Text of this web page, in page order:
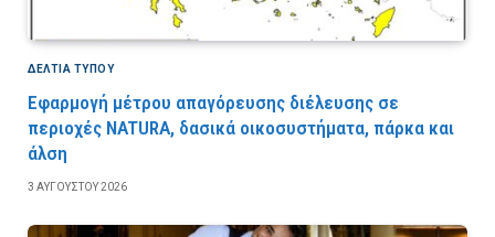
ΔΕΛΤΙΑ ΤΥΠΟΥ
Εφαρμογή μέτρου απαγόρευσης διέλευσης σε
περιοχές NATURA, δασικά οικοσυστήματα, πάρκα και
άλση
3 ΑΥΓΟΎΣΤΟΥ 2026